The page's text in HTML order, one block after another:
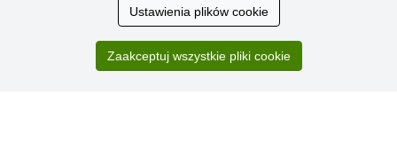
Zakup przebiegł sprawnie. Jestem
zadowolona. Polecam.
Ustawienia plików cookie
Zaakceptuj wszystkie pliki cookie